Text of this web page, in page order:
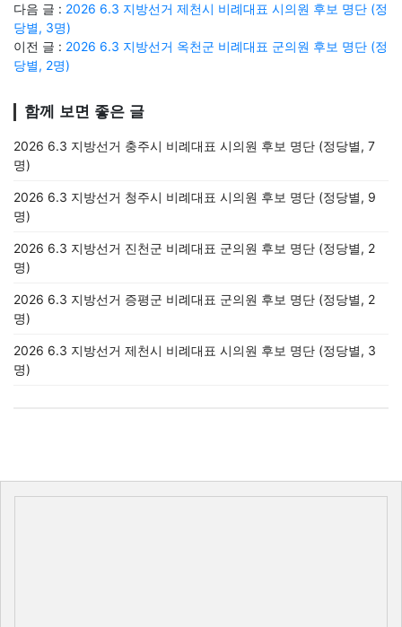
다음 글 : 2026 6.3 지방선거 제천시 비례대표 시의원 후보 명단 (정
당별, 3명)
이전 글 : 2026 6.3 지방선거 옥천군 비례대표 군의원 후보 명단 (정
당별, 2명)
함께 보면 좋은 글
2026 6.3 지방선거 충주시 비례대표 시의원 후보 명단 (정당별, 7
명)
2026 6.3 지방선거 청주시 비례대표 시의원 후보 명단 (정당별, 9
명)
2026 6.3 지방선거 진천군 비례대표 군의원 후보 명단 (정당별, 2
명)
2026 6.3 지방선거 증평군 비례대표 군의원 후보 명단 (정당별, 2
명)
2026 6.3 지방선거 제천시 비례대표 시의원 후보 명단 (정당별, 3
명)